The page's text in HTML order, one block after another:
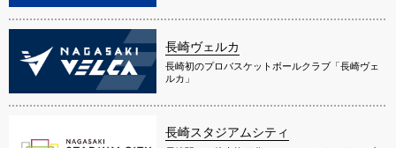
長崎ヴェルカ
長崎初のプロバスケットボールクラブ「長崎ヴェ
ルカ」
長崎スタジアムシティ